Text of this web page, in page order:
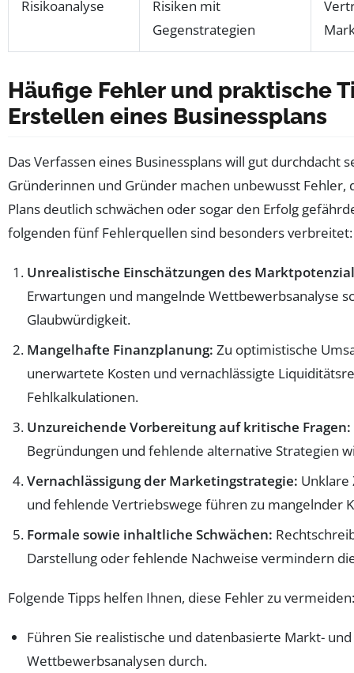
Risikoanalyse
Risiken mit
Gegenstrategien
Häufige Fehler und praktische
Erstellen eines Businessplans
Das Verfassen eines Businessplans will gut durchdacht
Gründerinnen und Gründer machen unbewusst Fehler,
Plans deutlich schwächen oder sogar den Erfolg
folgenden fünf Fehlerquellen sind besonders verbreitet:
Unrealistische Einschätzungen des
Erwartungen und mangelnde Wettbewerbsanalyse
Glaubwürdigkeit.
Mangelhafte Finanzplanung: Zu optimistische
unerwartete Kosten und vernachlässigte
Fehlkalkulationen.
Unzureichende Vorbereitung auf kritische Fragen:
Begründungen und fehlende alternative Strategien
Vernachlässigung der Marketingstrategie: Unklare
und fehlende Vertriebswege führen zu mangelnder
Formale sowie inhaltliche Schwächen:
Darstellung oder fehlende Nachweise vermindern
Folgende Tipps helfen Ihnen, diese Fehler zu vermeiden:
Führen Sie realistische und datenbasierte Markt- und
Wettbewerbsanalysen durch.